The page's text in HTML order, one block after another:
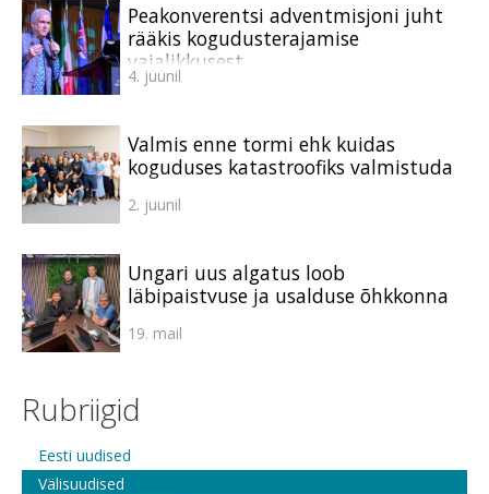
Peakonverentsi adventmisjoni juht
rääkis kogudusterajamise
vajalikkusest
4. juunil
Valmis enne tormi ehk kuidas
koguduses katastroofiks valmistuda
2. juunil
Ungari uus algatus loob
läbipaistvuse ja usalduse õhkkonna
19. mail
Rubriigid
Eesti uudised
Välisuudised